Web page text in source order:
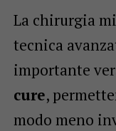
La chirurgia
tecnica
importante
cure,
modo meno